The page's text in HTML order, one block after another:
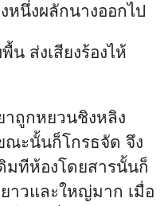
หนึ่งผลักนางออกไป
น ส่งเสียงร้องไห้
าถูกหยวนชิงหลิง
ะนั้นก็โกรธจัด จึง
มทีห้องโดยสารนั้นก็
าวและใหญ่มาก เมื่อ